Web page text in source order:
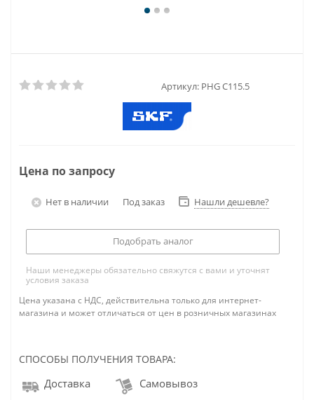
Артикул: PHG C115.5
Цена по запросу
Нет в наличии Под заказ Нашли дешевле?
Подобрать аналог
Наши менеджеры обязательно свяжутся с вами и уточнят
условия заказа
Цена указана с НДС, действительна только для интернет-
магазина и может отличаться от цен в розничных магазинах
СПОСОБЫ ПОЛУЧЕНИЯ ТОВАРА:
Доставка Самовывоз